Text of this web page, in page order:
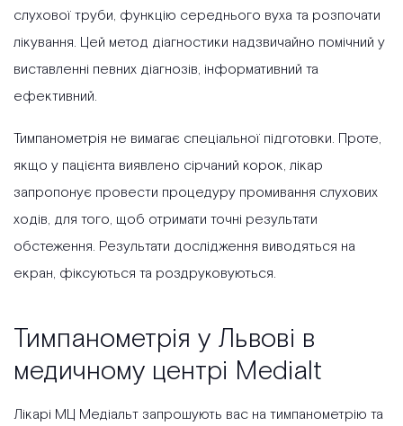
слухової труби, функцію середнього вуха та розпочати
лікування. Цей метод діагностики надзвичайно помічний у
виставленні певних діагнозів, інформативний та
ефективний.
Тимпанометрія не вимагає спеціальної підготовки. Проте,
якщо у пацієнта виявлено сірчаний корок, лікар
запропонує провести процедуру промивання слухових
ходів, для того, щоб отримати точні результати
обстеження. Результати дослідження виводяться на
екран, фіксуються та роздруковуються.
Тимпанометрія у Львові в
медичному центрі Medialt
Лікарі МЦ Медіальт запрошують вас на тимпанометрію та